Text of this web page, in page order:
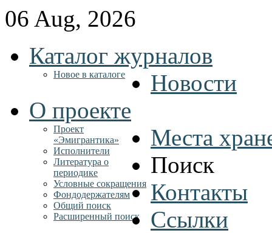
06 Aug, 2026
Каталог журналов
Новое в каталоге
Новости
О проекте
Проект
«Эмигрантика»
Исполнители
Литература о
периодике
Условные сокращения
Фондодержателям
Места
Поиск
Общий поиск
Расширенный поиск
Контакты
Ссылки